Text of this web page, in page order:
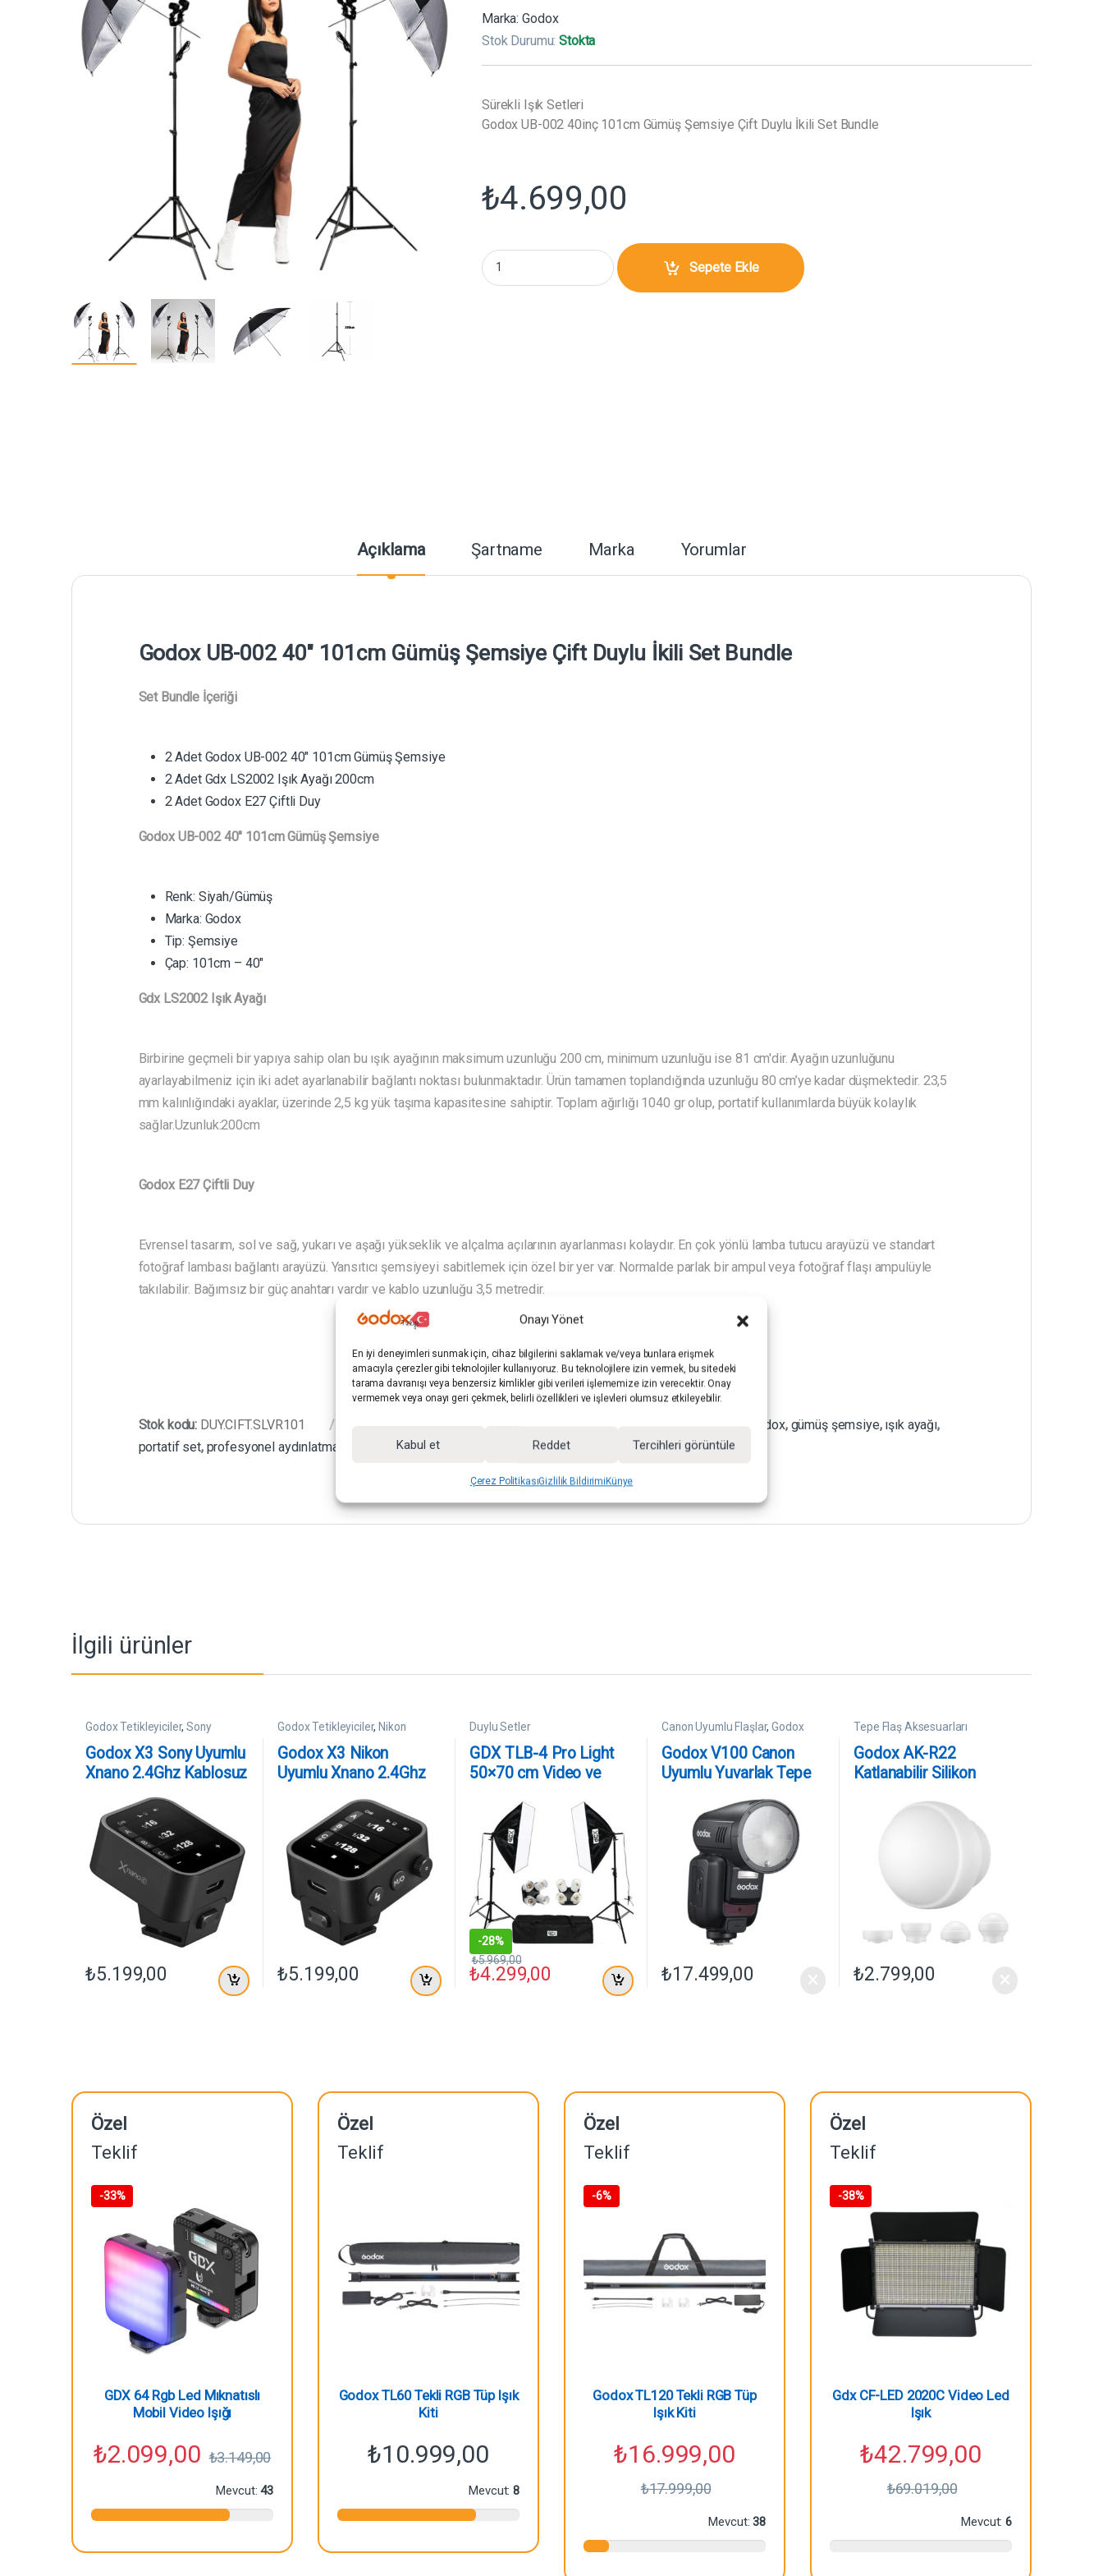
Onayı Yönet
En iyi deneyimleri sunmak için, cihaz bilgilerini saklamak ve/veya bunlara erişmek
amacıyla çerezler gibi teknolojiler kullanıyoruz. Bu teknolojilere izin vermek, bu sitedeki
tarama davranışı veya benzersiz kimlikler gibi verileri işlememize izin verecektir. Onay
vermemek veya onayı geri çekmek, belirli özellikleri ve işlevleri olumsuz etkileyebilir.
Kabul et Reddet Tercihleri görüntüle
Çerez PolitikasıGizlilik BildirimiKünye
Marka: Godox
Stok Durumu:Stokta
Sürekli Işık Setleri
Godox UB-002 40inç 101cm Gümüş Şemsiye Çift Duylu İkili Set Bundle
₺4.699,00
Godox UB-002 40inç 101cm Gümüş Şemsiye Çift Duylu İkili Set Bundle miktar
Sepete Ekle
Açıklama Şartname Marka Yorumlar
Godox UB-002 40" 101cm Gümüş Şemsiye Çift Duylu İkili Set Bundle
Set Bundle İçeriği
2 Adet Godox UB-002 40" 101cm Gümüş Şemsiye
2 Adet Gdx LS2002 Işık Ayağı 200cm
2 Adet Godox E27 Çiftli Duy
Godox UB-002 40" 101cm Gümüş Şemsiye
Renk: Siyah/Gümüş
Marka: Godox
Tip: Şemsiye
Çap: 101cm – 40"
Gdx LS2002 Işık Ayağı
Birbirine geçmeli bir yapıya sahip olan bu ışık ayağının maksimum uzunluğu 200 cm, minimum uzunluğu ise 81 cm'dir. Ayağın uzunluğunu
ayarlayabilmeniz için iki adet ayarlanabilir bağlantı noktası bulunmaktadır. Ürün tamamen toplandığında uzunluğu 80 cm’ye kadar düşmektedir. 23,5
mm kalınlığındaki ayaklar, üzerinde 2,5 kg yük taşıma kapasitesine sahiptir. Toplam ağırlığı 1040 gr olup, portatif kullanımlarda büyük kolaylık
sağlar.Uzunluk:200cm
Godox E27 Çiftli Duy
Evrensel tasarım, sol ve sağ, yukarı ve aşağı yükseklik ve alçalma açılarının ayarlanması kolaydır. En çok yönlü lamba tutucu arayüzü ve standart
fotoğraf lambası bağlantı arayüzü. Yansıtıcı şemsiyeyi sabitlemek için özel bir yer var. Normalde parlak bir ampul veya fotoğraf flaşı ampulüyle
takılabilir. Bağımsız bir güç anahtarı vardır ve kablo uzunluğu 3,5 metredir.
Stok kodu: DUY.CIFT.SLVR101 godox, gümüş şemsiye, ışık ayağı,
portatif set, profesyonel aydınlatma stüdyo ışığı,ürün çekimi video aydınlatma Marka:Godox
İlgili ürünler
Godox Tetikleyiciler,Sony
Godox X3 Sony Uyumlu
Xnano 2.4Ghz Kablosuz
Dokunmatik Ekranlı TTL
Flaş Tetikleyici
₺5.199,00
Godox Tetikleyiciler, Nikon
Godox X3 Nikon
Uyumlu Xnano 2.4Ghz
Ekranlı TTL Flaş
Tetikleyici
₺5.199,00
Duylu Setler
GDX TLB-4 Pro Light
50×70 cm Video ve
SoftBox Seti – 4 Duylu
Softbox – Lambasız
-28%
₺4.299,00
₺5.969,00
Canon Uyumlu Flaşlar,Godox
Godox V100 Canon
Uyumlu Yuvarlak Tepe
₺17.499,00
Tepe Flaş Aksesuarları
Godox AK-R22
Katlanabilir Silikon
₺2.799,00
Özel
Teklif
-33%
GDX 64 Rgb Led Mıknatıslı
Mobil Video Işığı
₺2.099,00 ₺3.149,00
Mevcut:43
Özel
Teklif
Godox TL60 Tekli RGB Tüp Işık
Kiti
₺10.999,00
Mevcut:8
Özel
Teklif
-6%
Godox TL120 Tekli RGB Tüp
Işık Kiti
₺16.999,00
₺17.999,00
Mevcut:38
Özel
Teklif
-38%
Gdx CF-LED 2020C Video Led
Işık
₺42.799,00
₺69.019,00
Mevcut:6